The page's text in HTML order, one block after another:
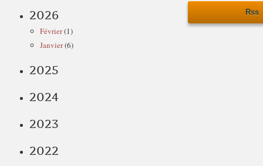
2026
Février(1)
Janvier(6)
2025
2024
2023
2022
Rss